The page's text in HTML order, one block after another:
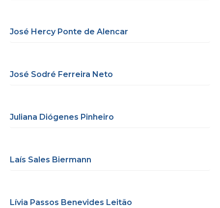
José Hercy Ponte de Alencar
José Sodré Ferreira Neto
Juliana Diógenes Pinheiro
Laís Sales Biermann
Lívia Passos Benevides Leitão